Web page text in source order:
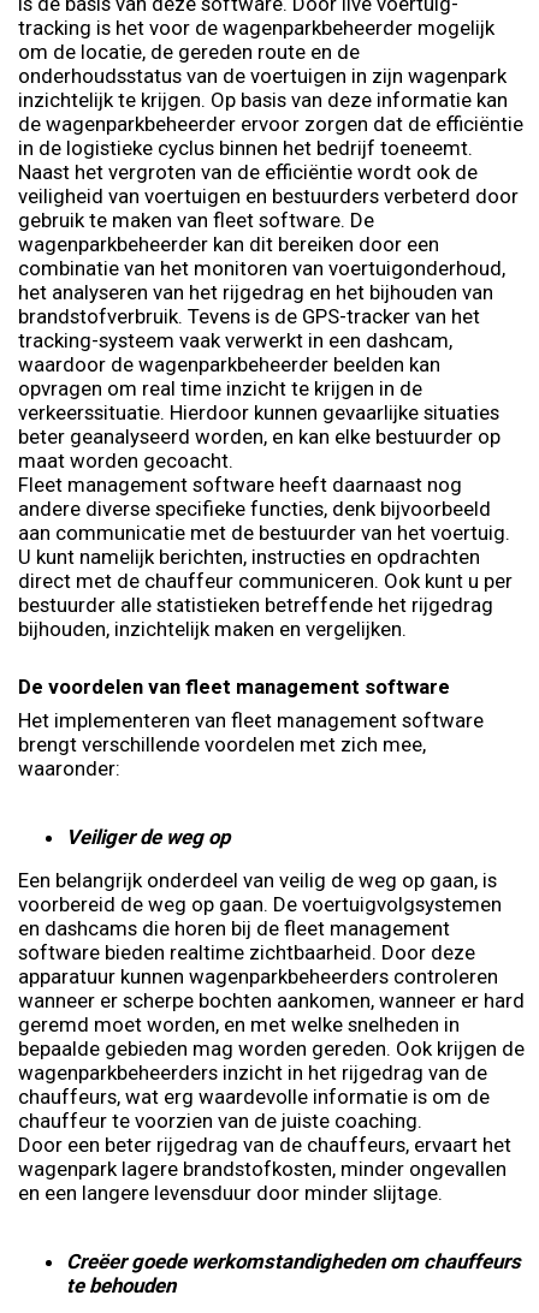
tracking is het voor de wagenparkbeheerder mogelijk
om de locatie, de gereden route en de
onderhoudsstatus van de voertuigen in zijn wagenpark
inzichtelijk te krijgen. Op basis van deze informatie kan
de wagenparkbeheerder ervoor zorgen dat de efficiëntie
in de logistieke cyclus binnen het bedrijf toeneemt.
Naast het vergroten van de efficiëntie wordt ook de
veiligheid van voertuigen en bestuurders verbeterd door
gebruik te maken van fleet software. De
wagenparkbeheerder kan dit bereiken door een
combinatie van het monitoren van voertuigonderhoud,
het analyseren van het rijgedrag en het bijhouden van
brandstofverbruik. Tevens is de GPS-tracker van het
tracking-systeem vaak verwerkt in een dashcam,
waardoor de wagenparkbeheerder beelden kan
opvragen om real time inzicht te krijgen in de
verkeerssituatie. Hierdoor kunnen gevaarlijke situaties
beter geanalyseerd worden, en kan elke bestuurder op
maat worden gecoacht.
Fleet management software heeft daarnaast nog
andere diverse specifieke functies, denk bijvoorbeeld
aan communicatie met de bestuurder van het voertuig.
U kunt namelijk berichten, instructies en opdrachten
direct met de chauffeur communiceren. Ook kunt u per
bestuurder alle statistieken betreffende het rijgedrag
bijhouden, inzichtelijk maken en vergelijken.
De voordelen van fleet management software
Het implementeren van fleet management software
brengt verschillende voordelen met zich mee,
waaronder:
Veiliger de weg op
Een belangrijk onderdeel van veilig de weg op gaan, is
voorbereid de weg op gaan. De voertuigvolgsystemen
en dashcams die horen bij de fleet management
software bieden realtime zichtbaarheid. Door deze
apparatuur kunnen wagenparkbeheerders controleren
wanneer er scherpe bochten aankomen, wanneer er hard
geremd moet worden, en met welke snelheden in
bepaalde gebieden mag worden gereden. Ook krijgen de
wagenparkbeheerders inzicht in het rijgedrag van de
chauffeurs, wat erg waardevolle informatie is om de
chauffeur te voorzien van de juiste coaching.
Door een beter rijgedrag van de chauffeurs, ervaart het
wagenpark lagere brandstofkosten, minder ongevallen
en een langere levensduur door minder slijtage.
Creëer goede werkomstandigheden om chauffeurs
te behouden